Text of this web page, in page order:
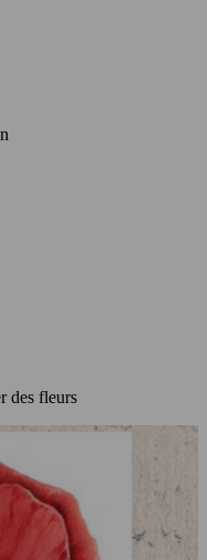
des fleurs